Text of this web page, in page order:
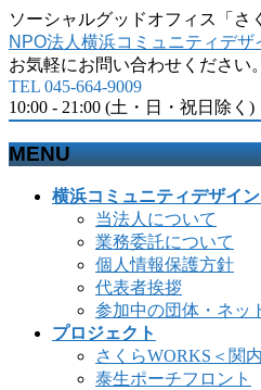
ソーシャルグッドオフィス「さ
NPO法人横浜コミュニティデザ
お気軽にお問い合わせください。
TEL 045-664-9009
10:00 - 21:00 (土・日・祝日除く)
MENU
横浜コミュニティデザイ
当法人について
業務委託について
個人情報保護方針
代表者挨拶
参加中の団体・ネッ
プロジェクト
さくらWORKS＜関
泰生ポーチフロント